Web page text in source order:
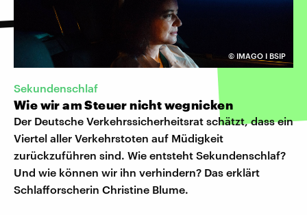
© IMAGO I BSIP
Sekundenschlaf
Wie wir am Steuer nicht wegnicken
Der Deutsche Verkehrssicherheitsrat schätzt, dass ein
Viertel aller Verkehrstoten auf Müdigkeit
zurückzuführen sind. Wie entsteht Sekundenschlaf?
Und wie können wir ihn verhindern? Das erklärt
Schlafforscherin Christine Blume.